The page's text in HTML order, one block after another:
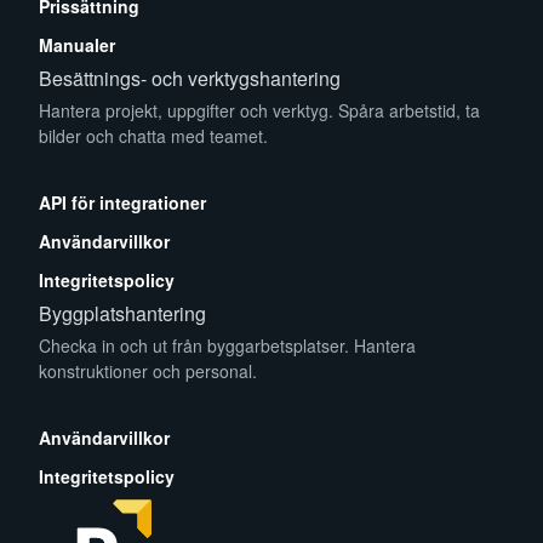
Prissättning
Manualer
Besättnings- och verktygshantering
Hantera projekt, uppgifter och verktyg. Spåra arbetstid, ta
bilder och chatta med teamet.
API för integrationer
Användarvillkor
Integritetspolicy
Byggplatshantering
Checka in och ut från byggarbetsplatser. Hantera
konstruktioner och personal.
Användarvillkor
Integritetspolicy